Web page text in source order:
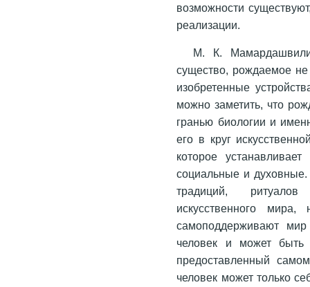
возможности
реализации.
М. К. Мамардашвили
существо, рождаемое
изобретенные
можно заметить, что
гранью биологии и
его в круг
которое
социальные и
традиций,
искусственного
самоподдерживают
человек и может быть
предоставленный
человек может только